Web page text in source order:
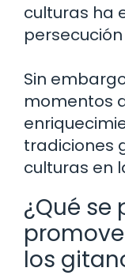
culturas ha
Sin
momentos
tradiciones
culturas en
¿Qué se
los